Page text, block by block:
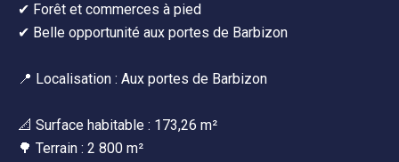
✔ Forêt et commerces à pied
✔ Belle opportunité aux portes de Barbizon
📍 Localisation : Aux portes de Barbizon
📐 Surface habitable : 173,26 m²
🌳 Terrain : 2 800 m²